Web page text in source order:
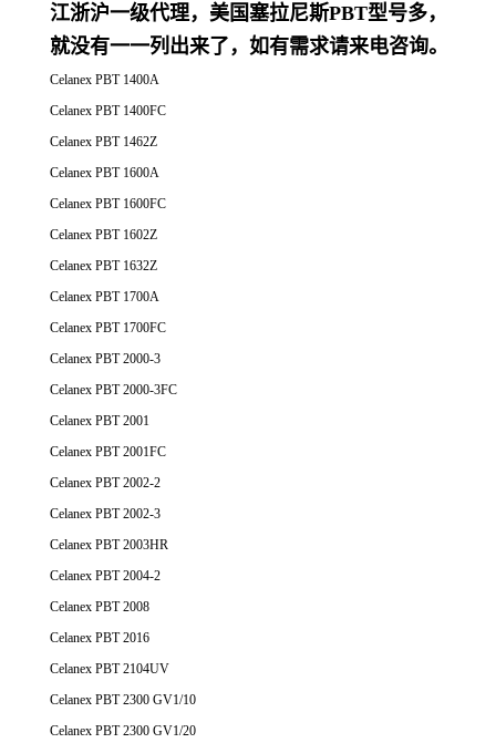
江浙沪一级代理，美国塞拉尼斯PBT型号多，
就没有一一列出来了，如有需求请来电咨询。
Celanex PBT 1400A
Celanex PBT 1400FC
Celanex PBT 1462Z
Celanex PBT 1600A
Celanex PBT 1600FC
Celanex PBT 1602Z
Celanex PBT 1632Z
Celanex PBT 1700A
Celanex PBT 1700FC
Celanex PBT 2000-3
Celanex PBT 2000-3FC
Celanex PBT 2001
Celanex PBT 2001FC
Celanex PBT 2002-2
Celanex PBT 2002-3
Celanex PBT 2003HR
Celanex PBT 2004-2
Celanex PBT 2008
Celanex PBT 2016
Celanex PBT 2104UV
Celanex PBT 2300 GV1/10
Celanex PBT 2300 GV1/20